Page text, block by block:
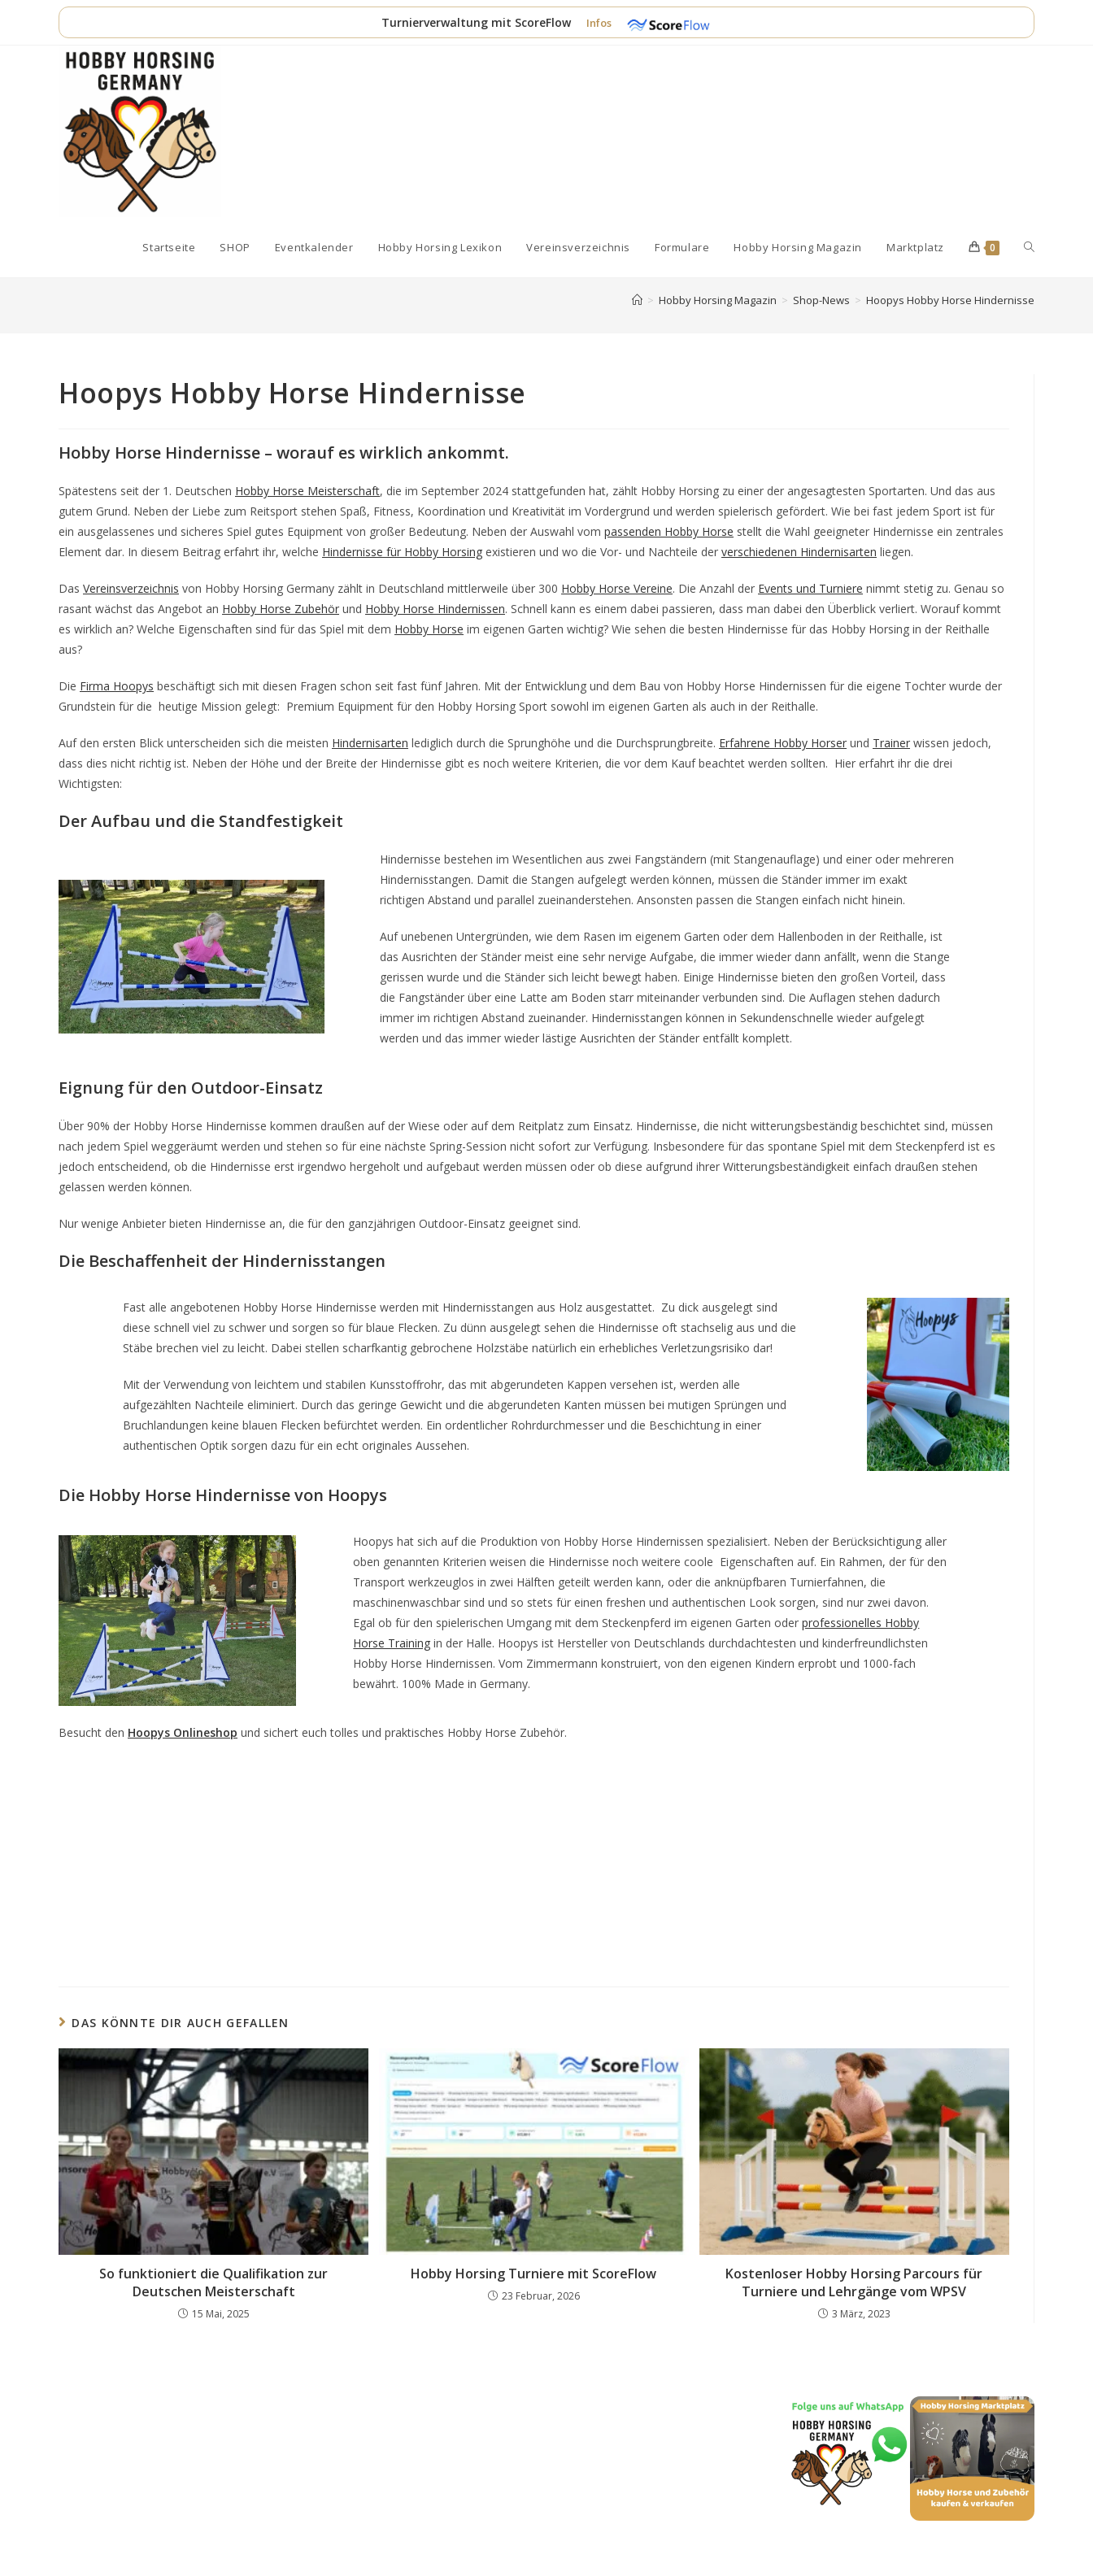
Turnierverwaltung mit ScoreFlow Infos
Startseite SHOP Eventkalender Hobby Horsing Lexikon Vereinsverzeichnis Formulare Hobby Horsing Magazin Marktplatz 0 Website-
Suche
> Hobby Horsing Magazin > Shop-News > Hoopys Hobby Horse Hindernisse
Hoopys Hobby Horse Hindernisse
Hobby Horse Hindernisse – worauf es wirklich ankommt.
Spätestens seit der 1. Deutschen Hobby Horse Meisterschaft, die im September 2024 stattgefunden hat, zählt Hobby Horsing zu einer der angesagtesten Sportarten. Und das aus
gutem Grund. Neben der Liebe zum Reitsport stehen Spaß, Fitness, Koordination und Kreativität im Vordergrund und werden spielerisch gefördert. Wie bei fast jedem Sport ist für
ein ausgelassenes und sicheres Spiel gutes Equipment von großer Bedeutung. Neben der Auswahl vom passenden Hobby Horse stellt die Wahl geeigneter Hindernisse ein zentrales
Element dar. In diesem Beitrag erfahrt ihr, welche Hindernisse für Hobby Horsing existieren und wo die Vor- und Nachteile der verschiedenen Hindernisarten liegen.
Das Vereinsverzeichnis von Hobby Horsing Germany zählt in Deutschland mittlerweile über 300 Hobby Horse Vereine. Die Anzahl der Events und Turniere nimmt stetig zu. Genau so
rasant wächst das Angebot an Hobby Horse Zubehör und Hobby Horse Hindernissen. Schnell kann es einem dabei passieren, dass man dabei den Überblick verliert. Worauf kommt
es wirklich an? Welche Eigenschaften sind für das Spiel mit dem Hobby Horse im eigenen Garten wichtig? Wie sehen die besten Hindernisse für das Hobby Horsing in der Reithalle
aus?
Die Firma Hoopys beschäftigt sich mit diesen Fragen schon seit fast fünf Jahren. Mit der Entwicklung und dem Bau von Hobby Horse Hindernissen für die eigene Tochter wurde der
Grundstein für die heutige Mission gelegt: Premium Equipment für den Hobby Horsing Sport sowohl im eigenen Garten als auch in der Reithalle.
Auf den ersten Blick unterscheiden sich die meisten Hindernisarten lediglich durch die Sprunghöhe und die Durchsprungbreite. Erfahrene Hobby Horser und Trainer wissen jedoch,
dass dies nicht richtig ist. Neben der Höhe und der Breite der Hindernisse gibt es noch weitere Kriterien, die vor dem Kauf beachtet werden sollten. Hier erfahrt ihr die drei
Wichtigsten:
Der Aufbau und die Standfestigkeit
Hindernisse bestehen im Wesentlichen aus zwei Fangständern (mit Stangenauflage) und einer oder mehreren
Hindernisstangen. Damit die Stangen aufgelegt werden können, müssen die Ständer immer im exakt
richtigen Abstand und parallel zueinanderstehen. Ansonsten passen die Stangen einfach nicht hinein.
Auf unebenen Untergründen, wie dem Rasen im eigenem Garten oder dem Hallenboden in der Reithalle, ist
das Ausrichten der Ständer meist eine sehr nervige Aufgabe, die immer wieder dann anfällt, wenn die Stange
gerissen wurde und die Ständer sich leicht bewegt haben. Einige Hindernisse bieten den großen Vorteil, dass
die Fangständer über eine Latte am Boden starr miteinander verbunden sind. Die Auflagen stehen dadurch
immer im richtigen Abstand zueinander. Hindernisstangen können in Sekundenschnelle wieder aufgelegt
werden und das immer wieder lästige Ausrichten der Ständer entfällt komplett.
Eignung für den Outdoor-Einsatz
Über 90% der Hobby Horse Hindernisse kommen draußen auf der Wiese oder auf dem Reitplatz zum Einsatz. Hindernisse, die nicht witterungsbeständig beschichtet sind, müssen
nach jedem Spiel weggeräumt werden und stehen so für eine nächste Spring-Session nicht sofort zur Verfügung. Insbesondere für das spontane Spiel mit dem Steckenpferd ist es
jedoch entscheidend, ob die Hindernisse erst irgendwo hergeholt und aufgebaut werden müssen oder ob diese aufgrund ihrer Witterungsbeständigkeit einfach draußen stehen
gelassen werden können.
Nur wenige Anbieter bieten Hindernisse an, die für den ganzjährigen Outdoor-Einsatz geeignet sind.
Die Beschaffenheit der Hindernisstangen
Fast alle angebotenen Hobby Horse Hindernisse werden mit Hindernisstangen aus Holz ausgestattet. Zu dick ausgelegt sind
diese schnell viel zu schwer und sorgen so für blaue Flecken. Zu dünn ausgelegt sehen die Hindernisse oft stachselig aus und die
Stäbe brechen viel zu leicht. Dabei stellen scharfkantig gebrochene Holzstäbe natürlich ein erhebliches Verletzungsrisiko dar!
Mit der Verwendung von leichtem und stabilen Kunsstoffrohr, das mit abgerundeten Kappen versehen ist, werden alle
aufgezählten Nachteile eliminiert. Durch das geringe Gewicht und die abgerundeten Kanten müssen bei mutigen Sprüngen und
Bruchlandungen keine blauen Flecken befürchtet werden. Ein ordentlicher Rohrdurchmesser und die Beschichtung in einer
authentischen Optik sorgen dazu für ein echt originales Aussehen.
Die Hobby Horse Hindernisse von Hoopys
Hoopys hat sich auf die Produktion von Hobby Horse Hindernissen spezialisiert. Neben der Berücksichtigung aller
oben genannten Kriterien weisen die Hindernisse noch weitere coole Eigenschaften auf. Ein Rahmen, der für den
Transport werkzeuglos in zwei Hälften geteilt werden kann, oder die anknüpfbaren Turnierfahnen, die
maschinenwaschbar sind und so stets für einen freshen und authentischen Look sorgen, sind nur zwei davon.
Egal ob für den spielerischen Umgang mit dem Steckenpferd im eigenen Garten oderprofessionelles Hobby
Horse Training in der Halle. Hoopys ist Hersteller von Deutschlands durchdachtesten und kinderfreundlichsten
Hobby Horse Hindernissen. Vom Zimmermann konstruiert, von den eigenen Kindern erprobt und 1000-fach
bewährt. 100% Made in Germany.
Besucht den Hoopys Onlineshop und sichert euch tolles und praktisches Hobby Horse Zubehör.
DAS KÖNNTE DIR AUCH GEFALLEN
So funktioniert die Qualifikation zur
Deutschen Meisterschaft
15 Mai, 2025
Hobby Horsing Turniere mit ScoreFlow
23 Februar, 2026
Kostenloser Hobby Horsing Parcours für
Turniere und Lehrgänge vom WPSV
3 März, 2023